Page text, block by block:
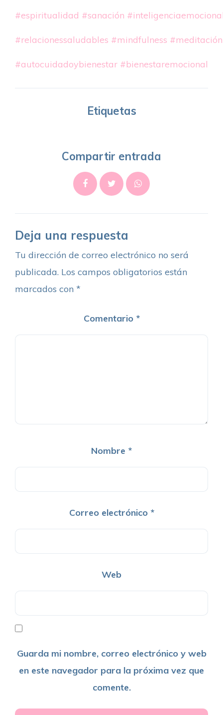
#espiritualidad #sanación
#relacionessaludables #mindfulness #meditación
#autocuidadoybienestar #bienestaremocional
Etiquetas
Compartir entrada
Deja una respuesta
Tu dirección de correo electrónico no será
publicada. Los campos obligatorios están
marcados con *
Comentario *
Nombre *
Correo electrónico *
Web
Guarda mi nombre, correo electrónico y web
en este navegador para la próxima vez que
comente.